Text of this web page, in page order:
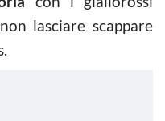
lasciare scappare